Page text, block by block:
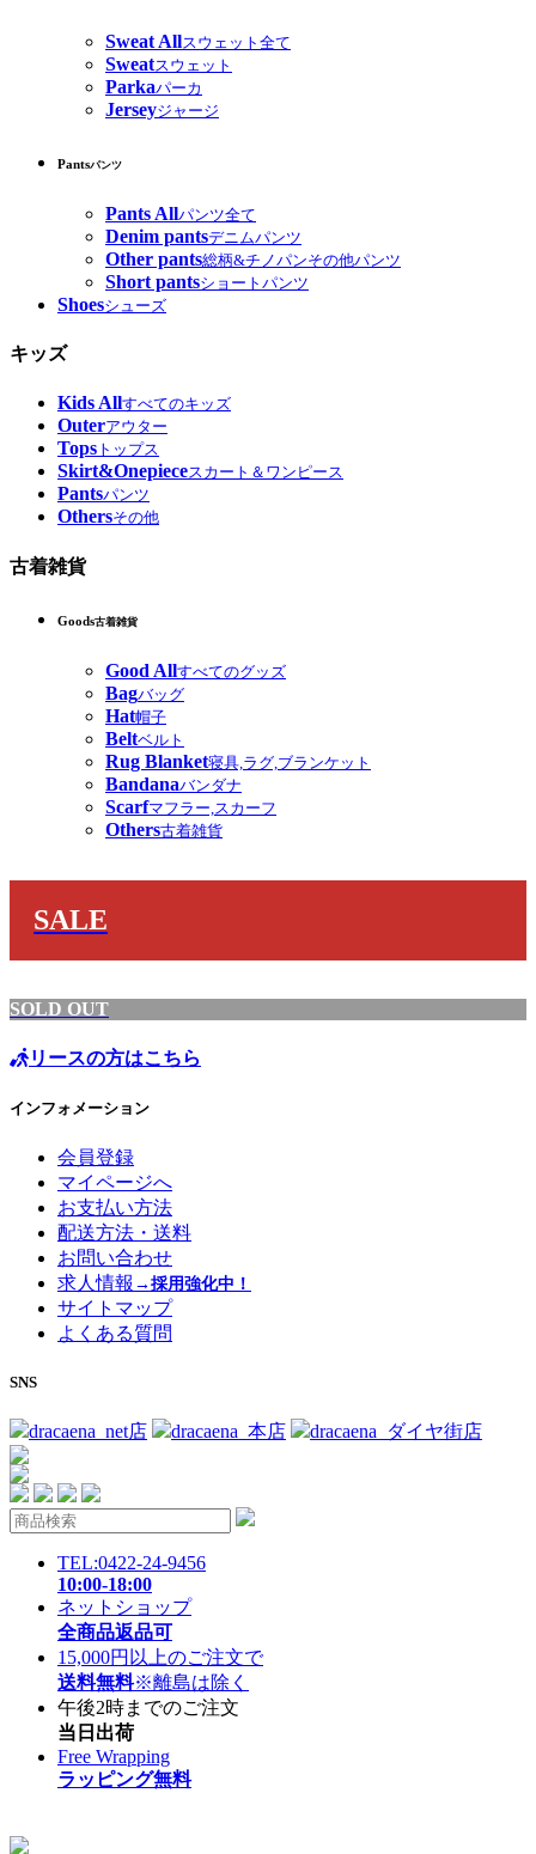
Sweat Allスウェット全て
Sweatスウェット
Parkaパーカ
Jerseyジャージ
Pantsパンツ
Pants Allパンツ全て
Denim pantsデニムパンツ
Other pants総柄&チノパンその他パンツ
Short pantsショートパンツ
Shoesシューズ
キッズ
Kids Allすべてのキッズ
Outerアウター
Tops トップス
Skirt&Onepieceスカート＆ワンピース
Pantsパンツ
Othersその他
古着雑貨
Goods古着雑貨
Good Allすべてのグッズ
Bagバッグ
Hat帽子
Beltベルト
Rug Blanket寝具,ラグ,ブランケット
Bandanaバンダナ
Scarfマフラー,スカーフ
Others古着雑貨
SALE
SOLD OUT
リースの方はこちら
インフォメーション
会員登録
マイページへ
お支払い方法
配送方法・送料
お問い合わせ
求人情報 →採用強化中！
サイトマップ
よくある質問
SNS
dracaena_net店 dracaena_本店 dracaena_ダイヤ街店
TEL:0422-24-9456
10:00-18:00
ネットショップ
全商品返品可
15,000円以上のご注文で
送料無料※離島は除く
午後2時までのご注文
当日出荷
Free Wrapping
ラッピング無料